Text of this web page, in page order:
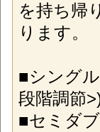
を持ち帰
ります。
■シング
段階調節
■セミダ